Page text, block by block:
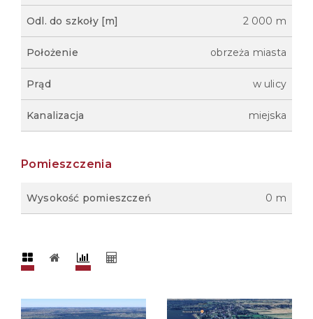
Odl. do szkoły [m] 2 000 m
Położenie obrzeża miasta
Prąd w ulicy
Kanalizacja miejska
Pomieszczenia
Wysokość pomieszczeń 0 m